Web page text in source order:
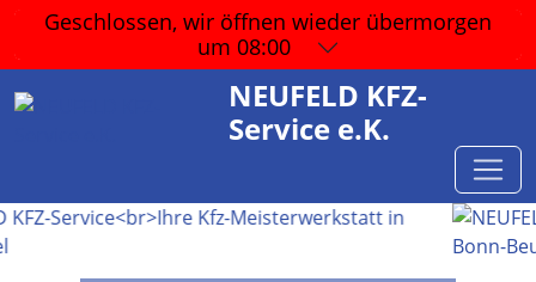
Geschlossen, wir öffnen wieder übermorgen
um 08:00
NEUFELD KFZ-
Service e.K.